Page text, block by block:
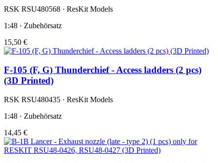
RSK RSU480568 · ResKit Models
1:48 · Zubehörsatz
15,50 €
F-105 (F, G) Thunderchief - Access ladders (2 pcs)
(3D Printed)
RSK RSU480435 · ResKit Models
1:48 · Zubehörsatz
14,45 €